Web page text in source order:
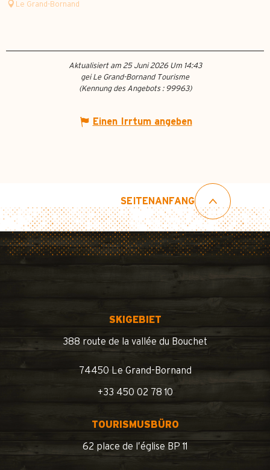
Le Grand-Bornand
Aktualisiert am 25 Juni 2026 Um 14:43
gei Le Grand-Bornand Tourisme
(Kennung des Angebots : 99963)
Einen Irrtum angeben
SEITENANFANG
SKIGEBIET
388 route de la vallée du Bouchet
74450 Le Grand-Bornand
+33 450 02 78 10
TOURISMUSBÜRO
62 place de l’église BP 11